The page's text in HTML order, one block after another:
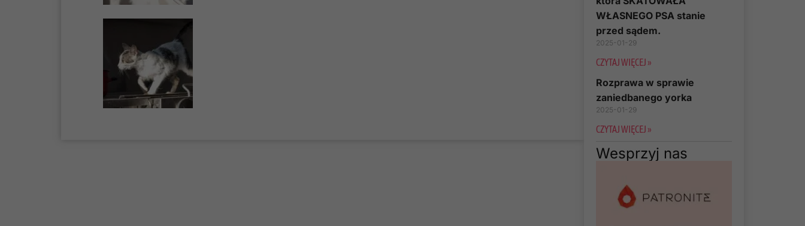
WŁASNEGO PSA stanie
przed sądem.
2025-01-29
CZYTAJ WIĘCEJ »
Rozprawa w sprawie
zaniedbanego yorka
2025-01-29
CZYTAJ WIĘCEJ »
Wesprzyj nas